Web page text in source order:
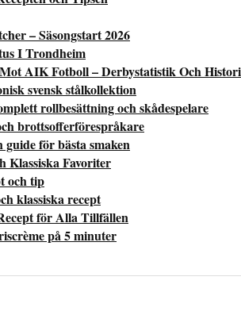
– Säsongstart 2026
I Trondheim
AIK Fotboll – Derbystatistik Och
svensk stålkollektion
rollbesättning och skådespelare
brottsofferförespråkare
guide för bästa smaken
Klassiska Favoriter
och tip
klassiska recept
för Alla Tillfällen
på 5 minuter